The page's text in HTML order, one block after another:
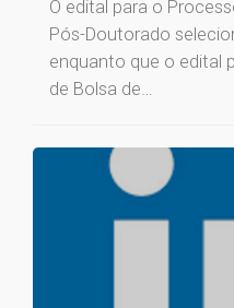
O edital para o
Pós-Doutorado
enquanto que o edital
de Bolsa de…